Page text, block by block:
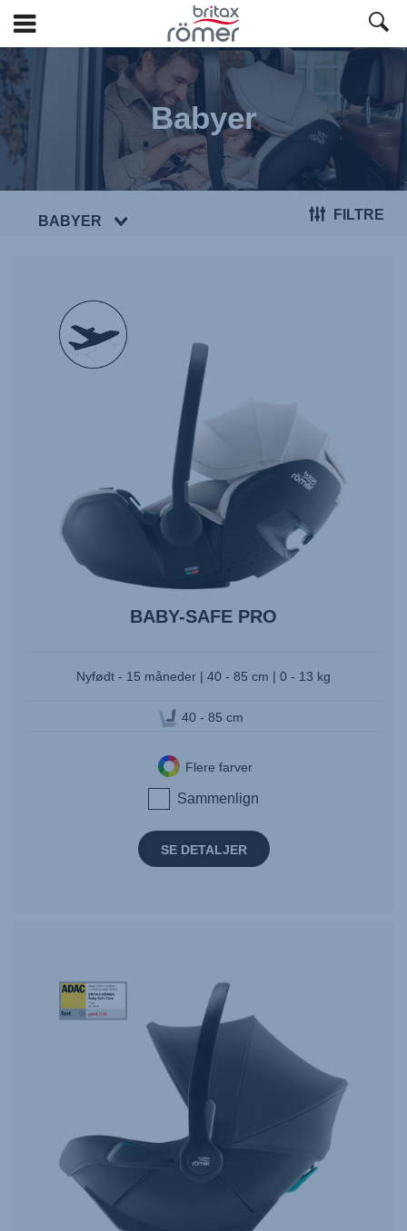
Spring
hovedindhold
Babyer
BABYER FILTRE
null
BABY-SAFE PRO
Nyfødt - 15 måneder | 40 - 85 cm | 0 - 13 kg
40 - 85 cm
Flere farver
Sammenlign
SE DETALJER
Award
StiWa